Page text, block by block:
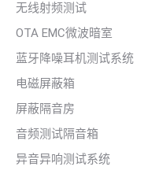
无线射频测试
OTA EMC微波暗室
蓝牙降噪耳机测试系统
电磁屏蔽箱
屏蔽隔音房
音频测试隔音箱
异音异响测试系统